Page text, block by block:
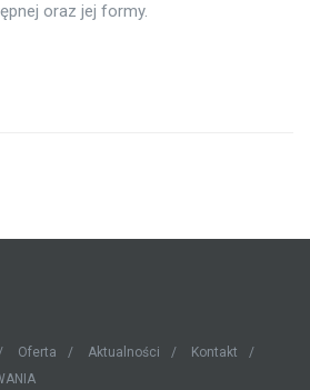
oraz jej formy.
Oferta Aktualności
Kontakt